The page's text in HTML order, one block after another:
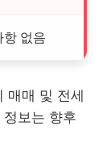
항 없음
매매 및 전세
보는 향후